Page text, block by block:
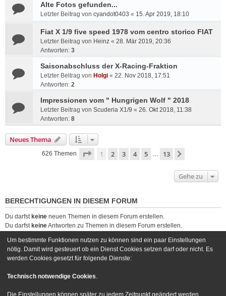
Alte Fotos gefunden...
Letzter Beitrag von cyandot0403 « 15. Apr 2019, 18:10
Fiat X 1/9 five speed 1978 vom centro storico FIAT
Letzter Beitrag von Heinz « 28. Mär 2019, 20:36
Antworten: 3
Saisonabschluss der X-Racing-Fraktion
Letzter Beitrag von Holgi « 22. Nov 2018, 17:51
Antworten: 2
Impressionen vom " Hungrigen Wolf " 2018
Letzter Beitrag von Scuderia X1/9 « 26. Okt 2018, 11:38
Antworten: 8
Neues Thema
626 Themen Seite 1von 13
1 2 3 4 5 … 13
Gehe zu
BERECHTIGUNGEN IN DIESEM FORUM
Du darfst keine neuen Themen in diesem Forum erstellen.
Du darfst keineAntworten zu Themen in diesem Forum erstellen.
Du darfst deine Beiträge in diesem Forumnichtlöschen.
Du darfstkeineDateianhänge in diesem Forum erstellen.
Foren-Übersicht Kontakt
Powered byphpBB® Forum Software © phpBB Limited
Um bestimmte Funktionen nutzen zu können sind ein paar Einstellungen
nötig. Damit wird gesteuert ob ein Dienst Cookies setzen darf oder nicht. Es
werden Cookies gesetzt für folgende Dienste:
Technisch notwendige Cookies.
Die Einstellungen können später zu jedem Zeitpunkt geändert werden.